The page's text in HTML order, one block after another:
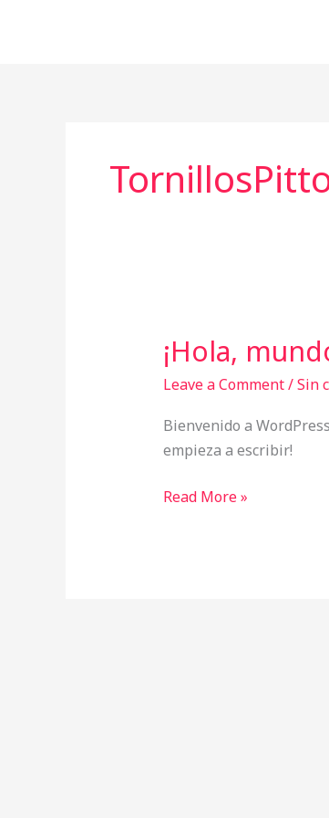
¡Hola,
Leave a Comment/Sin
Bienvenido a
empieza a escribir!
¡Hola,
mundo!
Read More »